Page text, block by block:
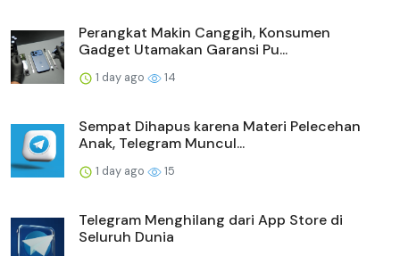
Perangkat Makin Canggih, Konsumen
Gadget Utamakan Garansi Pu...
1 day ago 14
Sempat Dihapus karena Materi Pelecehan
Anak, Telegram Muncul...
1 day ago 15
Telegram Menghilang dari App Store di
Seluruh Dunia